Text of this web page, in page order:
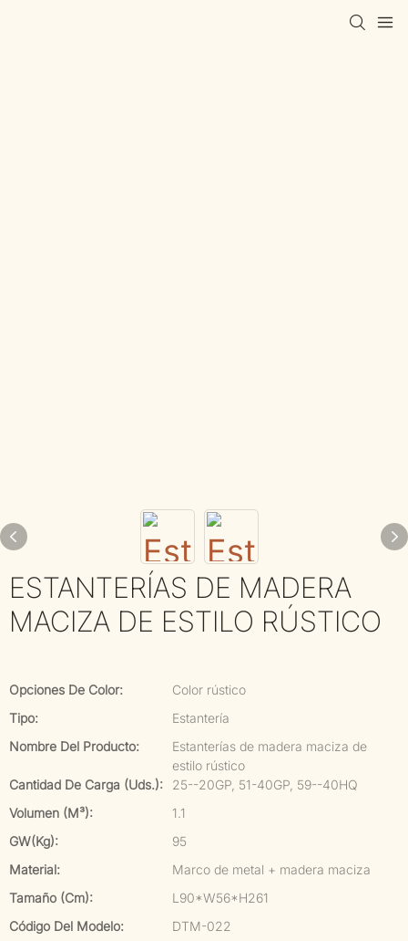
ESTANTERÍAS DE MADERA
MACIZA DE ESTILO RÚSTICO
Opciones De Color:
Color rústico
Tipo:
Estantería
Nombre Del Producto:
Estanterías de madera maciza de
estilo rústico
Cantidad De Carga (uds.):
25--20GP, 51-40GP, 59--40HQ
Volumen (m³):
1.1
GW(kg):
95
Material:
Marco de metal + madera maciza
Tamaño (cm):
L90*W56*H261
Código Del Modelo:
DTM-022